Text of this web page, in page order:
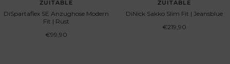
ZUITABLE
DiSpartaflex SE Anzughose Modern
Fit | Rust
Angebotspreis
€99,90
ZUITABLE
DiNick Sakko Slim Fit | Jeansblue
Angebotspreis
€219,90